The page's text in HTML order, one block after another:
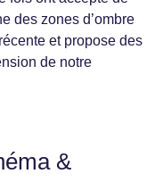
des zones d’ombre
et propose des
de notre
&